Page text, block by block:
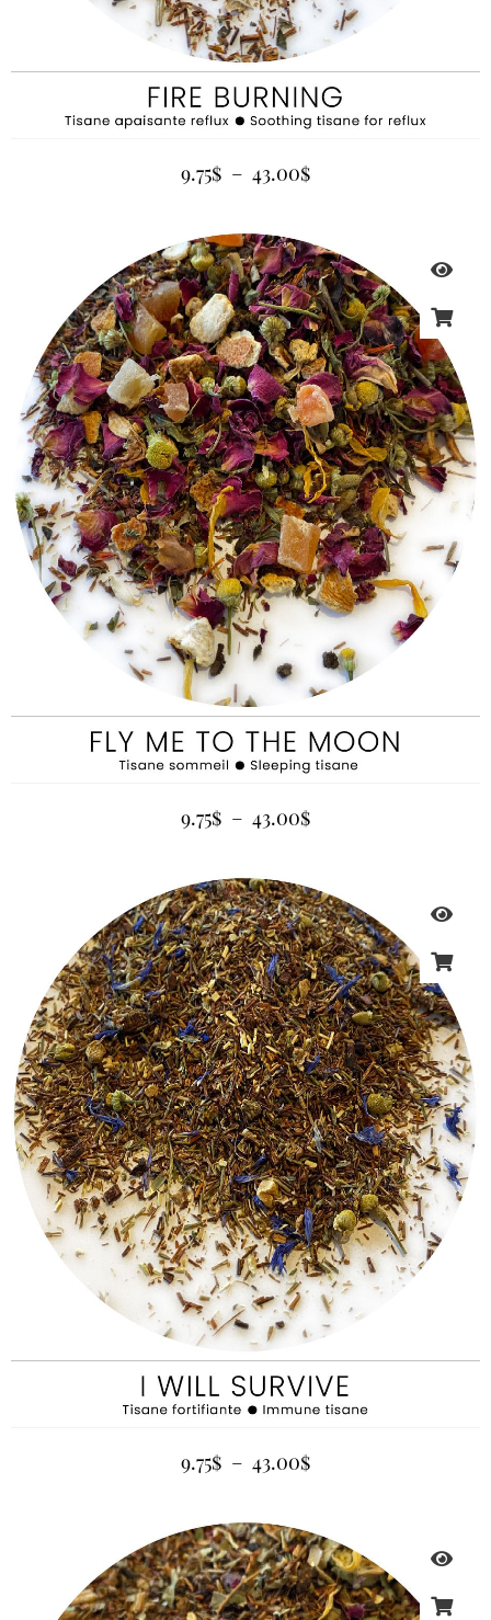
9.75$ – 43.00$
9.75$ – 43.00$
9.75$ – 43.00$